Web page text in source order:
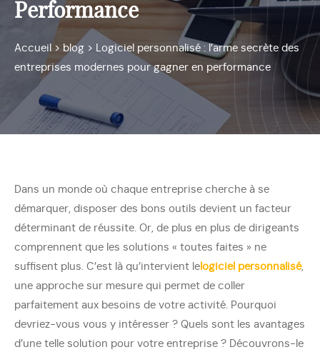
Performance
Accueil > blog > Logiciel personnalisé : l’arme secrète des
entreprises modernes pour gagner en performance
Dans un monde où chaque entreprise cherche à se
démarquer, disposer des bons outils devient un facteur
déterminant de réussite. Or, de plus en plus de dirigeants
comprennent que les solutions « toutes faites » ne
suffisent plus. C’est là qu’intervient le logiciel personnalisé,
une approche sur mesure qui permet de coller
parfaitement aux besoins de votre activité. Pourquoi
devriez-vous vous y intéresser ? Quels sont les avantages
d’une telle solution pour votre entreprise ? Découvrons-le